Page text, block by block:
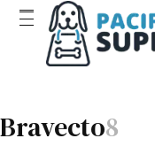
Bravecto8